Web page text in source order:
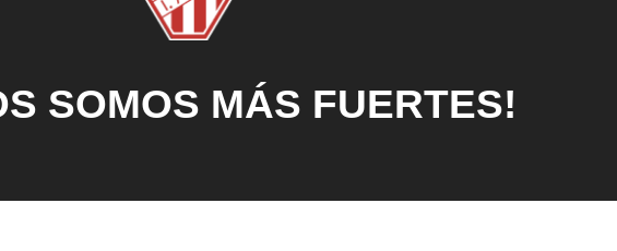
SOMOS MÁS FUERTES!